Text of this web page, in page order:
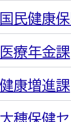
民健康
療年金課
康増進課
穂保健